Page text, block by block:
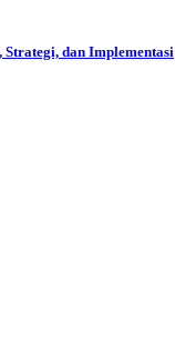
dan Implementasi